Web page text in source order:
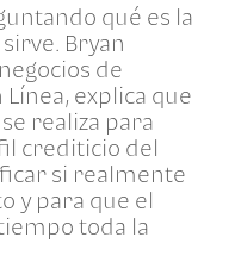
qué es la
Bryan
de
Línea, explica que
realiza para
crediticio del
si realmente
y para que el
toda la